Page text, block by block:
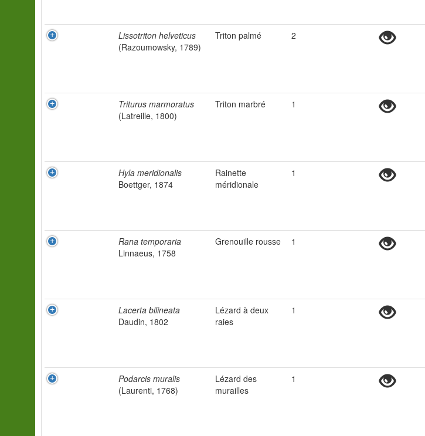
Lissotriton helveticus
(Razoumowsky, 1789)
Triton palmé 2
Triturus marmoratus
(Latreille, 1800)
Triton marbré 1
Hyla meridionalis
Boettger, 1874
Rainette
méridionale
1
Rana temporaria
Linnaeus, 1758
Grenouille rousse 1
Lacerta bilineata
Daudin, 1802
Lézard à deux
raies
1
Podarcis muralis
(Laurenti, 1768)
Lézard des
murailles
1